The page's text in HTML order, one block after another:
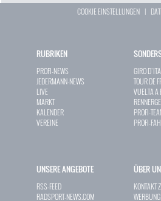
COOKIE EINSTELLUNGEN |
RUBRIKEN
PROFI-NEWS
JEDERMANN-NEWS
LIVE
MARKT
KALENDER
VEREINE
GIRO
TOUR DE
VUELTA
PROFI-
PROFI-
UNSERE ANGEBOTE
RSS-FEED
RADSPORT-NEWS.COM
ÜBER
KONTAKT